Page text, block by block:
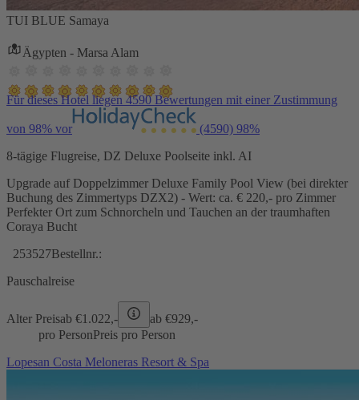
TUI BLUE Samaya
Ägypten - Marsa Alam
Für dieses Hotel liegen 4590 Bewertungen mit einer Zustimmung
von 98% vor (4590) 98%
8-tägige Flugreise, DZ Deluxe Poolseite inkl. AI
Upgrade auf Doppelzimmer Deluxe Family Pool View (bei direkter
Buchung des Zimmertyps DZX2) - Wert: ca. € 220,- pro Zimmer
Perfekter Ort zum Schnorcheln und Tauchen an der traumhaften
Coraya Bucht
253527Bestellnr.:
Pauschalreise
Alter Preisab €1.022,- ab €929,-
pro PersonPreis pro Person
Lopesan Costa Meloneras Resort & Spa